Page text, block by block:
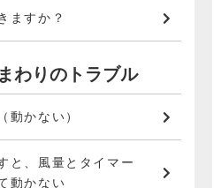
ますか？
わりのトラブル
動かない）
と、風量とタイマー
動かない